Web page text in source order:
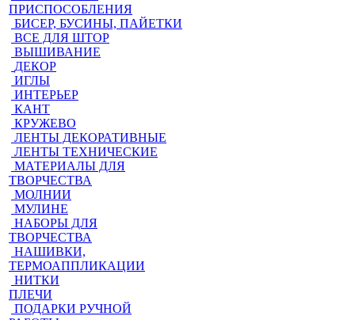
ПРИСПОСОБЛЕНИЯ
БИСЕР, БУСИНЫ, ПАЙЕТКИ
ВСЕ ДЛЯ ШТОР
ВЫШИВАНИЕ
ДЕКОР
ИГЛЫ
ИНТЕРЬЕР
КАНТ
КРУЖЕВО
ЛЕНТЫ ДЕКОРАТИВНЫЕ
ЛЕНТЫ ТЕХНИЧЕСКИЕ
МАТЕРИАЛЫ ДЛЯ
ТВОРЧЕСТВА
МОЛНИИ
МУЛИНЕ
НАБОРЫ ДЛЯ
ТВОРЧЕСТВА
НАШИВКИ,
ТЕРМОАППЛИКАЦИИ
НИТКИ
ПЛЕЧИ
ПОДАРКИ РУЧНОЙ